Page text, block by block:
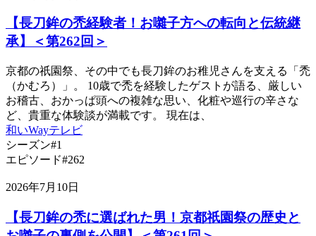
【長刀鉾の禿経験者！お囃子方への転向と伝統継
承】＜第262回＞
京都の祇園祭、その中でも長刀鉾のお稚児さんを支える「禿
（かむろ）」。 10歳で禿を経験したゲストが語る、厳しい
お稽古、おかっぱ頭への複雑な思い、化粧や巡行の辛さな
ど、貴重な体験談が満載です。 現在は、
和いWayテレビ
シーズン#1
エピソード#262
2026年7月10日
【長刀鉾の禿に選ばれた男！京都祇園祭の歴史と